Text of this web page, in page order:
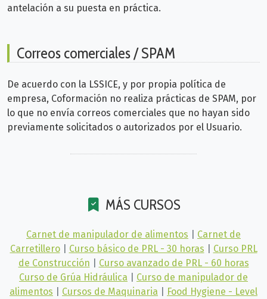
antelación a su puesta en práctica.
Correos comerciales / SPAM
De acuerdo con la LSSICE, y por propia política de
empresa, Coformación no realiza prácticas de SPAM, por
lo que no envía correos comerciales que no hayan sido
previamente solicitados o autorizados por el Usuario.
MÁS CURSOS
Carnet de manipulador de alimentos
Carnet de
Carretillero
Curso básico de PRL - 30 horas
Curso PRL
de Construcción
Curso avanzado de PRL - 60 horas
Curso de Grúa Hidráulica
Curso de manipulador de
alimentos
Cursos de Maquinaria
Food Hygiene - Level